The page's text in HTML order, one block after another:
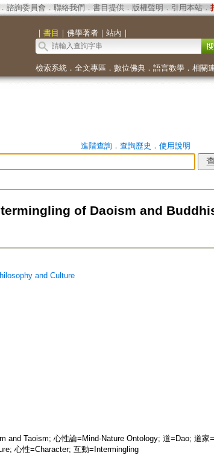
諮詢委員會． 聯絡我們 ． 書目提供． 版權聲明 ． 引用本站．
｜ 書目 ｜ 佛學著者｜ 站內 ｜
檢索系統． 全文專區 ． 數位佛典． 語言教學． 相關
進階查詢． 查詢歷史 ． 使用說明
of Daoism and
and Culture
and Taoism; 心性論=Mind-Nature Ontology; 道=Dao; 道家
心性=Character; 互動=Intermingling